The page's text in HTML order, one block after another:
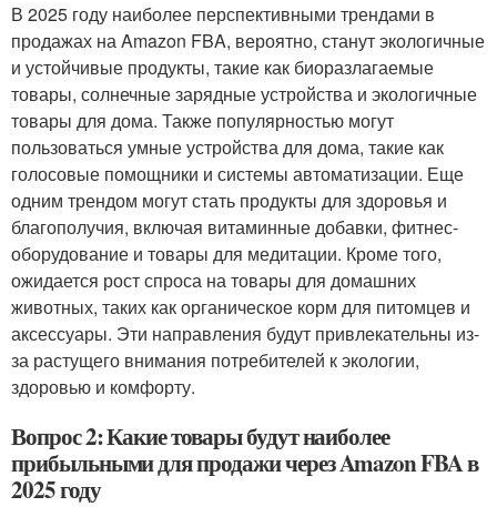
В 2025 году наиболее перспективными трендами в
продажах на Amazon FBA, вероятно, станут экологичные
и устойчивые продукты, такие как биоразлагаемые
товары, солнечные зарядные устройства и экологичные
товары для дома. Также популярностью могут
пользоваться умные устройства для дома, такие как
голосовые помощники и системы автоматизации. Еще
одним трендом могут стать продукты для здоровья и
благополучия, включая витаминные добавки, фитнес-
оборудование и товары для медитации. Кроме того,
ожидается рост спроса на товары для домашних
животных, таких как органическое корм для питомцев и
аксессуары. Эти направления будут привлекательны из-
за растущего внимания потребителей к экологии,
здоровью и комфорту.
Вопрос 2: Какие товары будут наиболее
прибыльными для продажи через Amazon FBA в
2025 году